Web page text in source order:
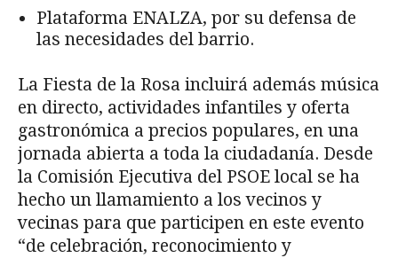
Plataforma ENALZA, por su defensa de
las necesidades del barrio.
La Fiesta de la Rosa incluirá además música
en directo, actividades infantiles y oferta
gastronómica a precios populares, en una
jornada abierta a toda la ciudadanía. Desde
la Comisión Ejecutiva del PSOE local se ha
hecho un llamamiento a los vecinos y
vecinas para que participen en este evento
“de celebración, reconocimiento y